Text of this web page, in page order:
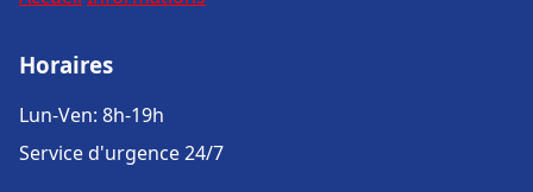
Horaires
Lun-Ven: 8h-19h
Service d'urgence 24/7